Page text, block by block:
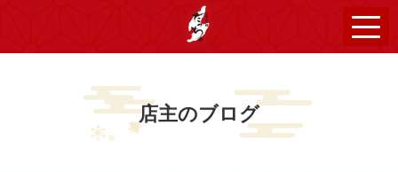
店主のブログ